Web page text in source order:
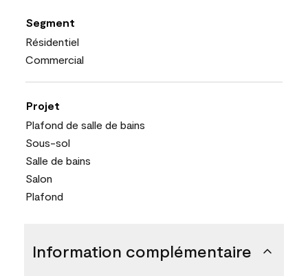
Segment
Résidentiel
Commercial
Projet
Plafond de salle de bains
Sous-sol
Salle de bains
Salon
Plafond
Information complémentaire